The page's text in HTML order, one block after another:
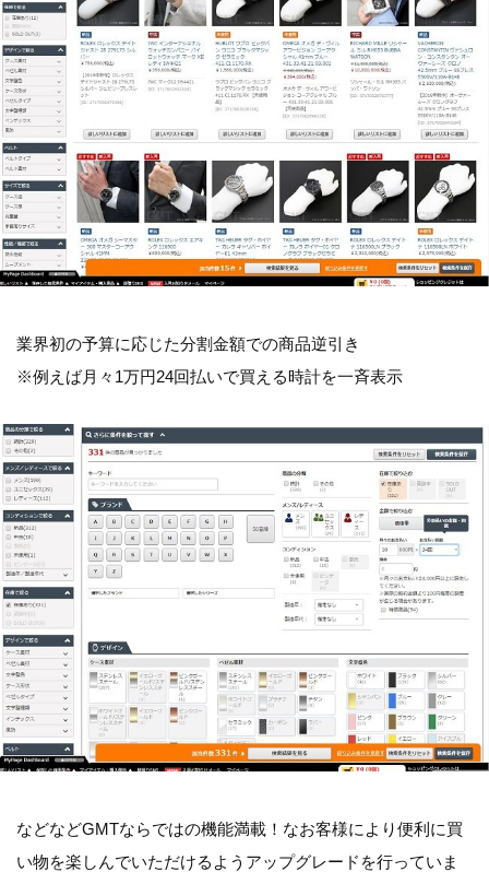
業界初の予算に応じた分割金額での商品逆引き
※例えば月々1万円24回払いで買える時計を一斉表示
などなどGMTならではの機能満載！なお客様により便利に買
い物を楽しんでいただけるようアップグレードを行っていま